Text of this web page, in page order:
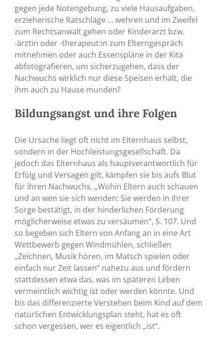
gegen jede Notengebung, zu viele Hausaufgaben,
erzieherische Ratschläge … wehren und im Zweifel
zum Rechtsanwalt gehen oder Kinderarzt bzw.
-ärztin oder -therapeut:in zum Elterngespräch
mitnehmen oder auch Essenspläne in der Kita
abfotografieren, um sicherzugehen, dass der
Nachwuchs wirklich nur diese Speisen erhält, die
ihm auch zu Hause munden?
Bildungsangst und ihre Folgen
Die Ursache liegt oft nicht im Elternhaus selbst,
sondern in der Hochleistungsgesellschaft. Da
jedoch das Elternhaus als hauptverantwortlich für
Erfolg und Versagen gilt, kämpfen sie bis aufs Blut
für ihren Nachwuchs. „Wohin Eltern auch schauen
und an wen sie sich wenden: Sie werden in ihrer
Sorge bestätigt, in der hinderlichen Förderung
möglicherweise etwas zu versäumen“, S. 107. Und
so begeben sich Eltern von Anfang an in eine Art
Wettbewerb gegen Windmühlen, schließen
„Zeichnen, Musik hören, im Matsch spielen oder
einfach nur Zeit lassen“ nahezu aus und fördern
stattdessen etwa das, was im späteren Leben
vermeintlich wichtig ist oder werden könnte. Und
bis das differenzierte Verstehen beim Kind auf dem
natürlichen Entwicklungsplan steht, hat es oft
schon vergessen, wer es eigentlich „ist“.